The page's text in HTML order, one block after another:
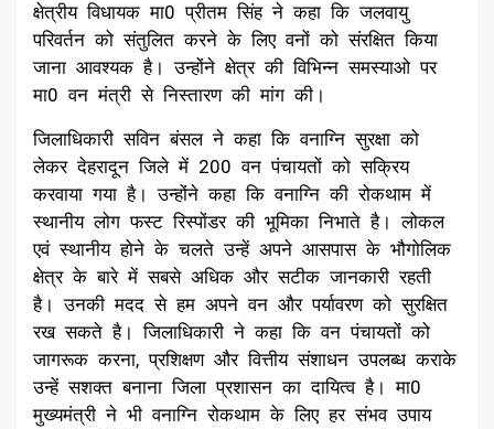
क्षेत्रीय विधायक मा0 प्रीतम सिंह ने कहा कि जलवायु
परिवर्तन को संतुलित करने के लिए वनों को संरक्षित किया
जाना आवश्यक है। उन्होंने क्षेत्र की विभिन्न समस्याओ पर
मा0 वन मंत्री से निस्तारण की मांग की।
जिलाधिकारी सविन बंसल ने कहा कि वनाग्नि सुरक्षा को
लेकर देहरादून जिले में 200 वन पंचायतों को सक्रिय
करवाया गया है। उन्होंने कहा कि वनाग्नि की रोकथाम में
स्थानीय लोग फस्ट रिस्पोंडर की भूमिका निभाते है। लोकल
एवं स्थानीय होने के चलते उन्हें अपने आसपास के भौगोलिक
क्षेत्र के बारे में सबसे अधिक और सटीक जानकारी रहती
है। उनकी मदद से हम अपने वन और पर्यावरण को सुरक्षित
रख सकते है। जिलाधिकारी ने कहा कि वन पंचायतों को
जागरूक करना, प्रशिक्षण और वित्तीय संशाधन उपलब्ध कराके
उन्हें सशक्त बनाना जिला प्रशासन का दायित्व है। मा0
मुख्यमंत्री ने भी वनाग्नि रोकथाम के लिए हर संभव उपाय